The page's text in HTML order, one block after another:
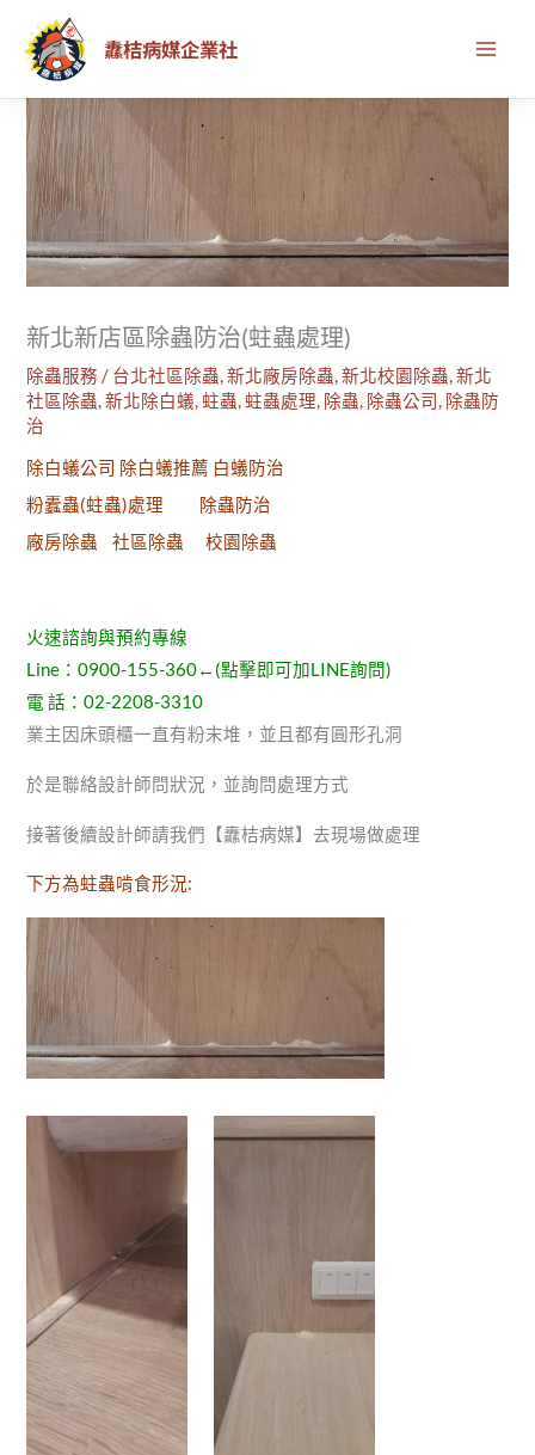
纛桔病媒企業社
首頁 除蟲服務 新北新店區除蟲防治(蛀蟲處理)
新北新店區除蟲防治(蛀蟲處理)
除蟲服務 / 台北社區除蟲,新北廠房除蟲,新北校園除蟲,新北
社區除蟲,新北除白蟻, 蛀蟲, 蛀蟲處理, 除蟲, 除蟲公司, 除蟲防
治
除白蟻公司 除白蟻推薦 白蟻防治
粉蠹蟲(蛀蟲)處理 除蟲防治
廠房除蟲 社區除蟲 校園除蟲
火速諮詢與預約專線
Line：0900-155-360←(點擊即可加LINE詢問)
電 話：02-2208-3310
業主因床頭櫃一直有粉末堆，並且都有圓形孔洞
於是聯絡設計師問狀況，並詢問處理方式
接著後續設計師請我們【纛桔病媒】去現場做處理
下方為蛀蟲啃食形況: